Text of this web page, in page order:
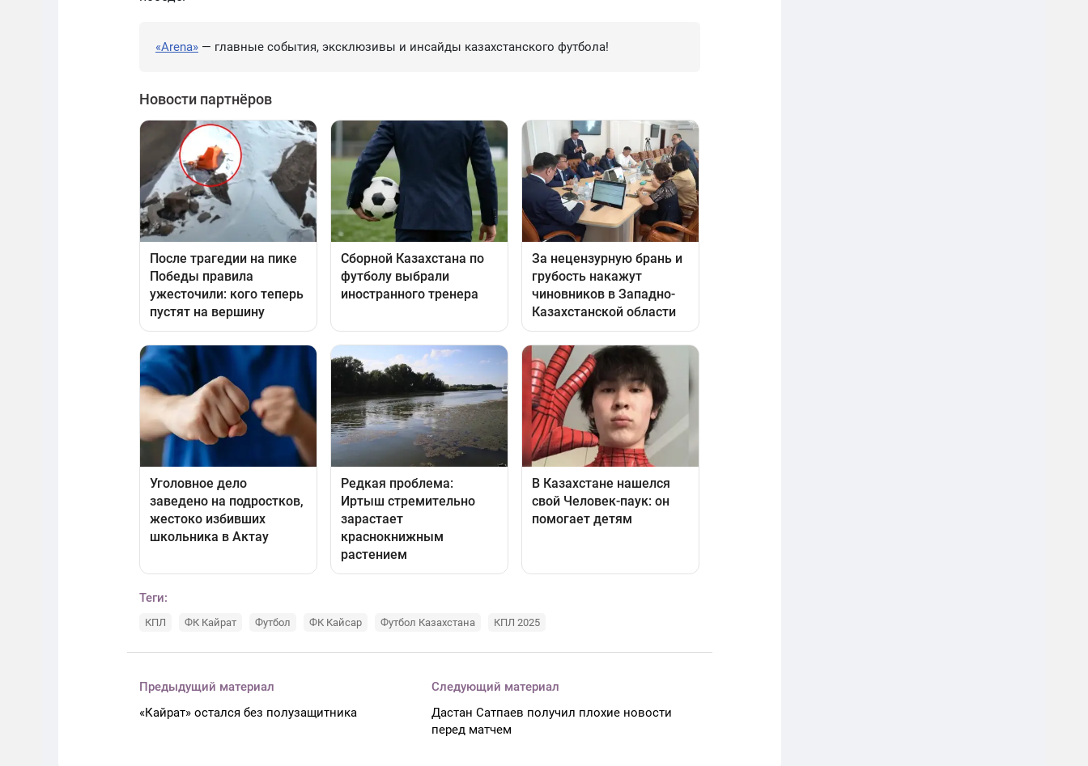
«Arena» — главные события, эксклюзивы и инсайды казахстанского футбола!
Теги:
КПЛ ФК Кайрат Футбол ФК Кайсар Футбол Казахстана КПЛ 2025
Предыдущий материал
«Кайрат» остался без полузащитника
Следующий материал
Дастан Сатпаев получил плохие новости
перед матчем